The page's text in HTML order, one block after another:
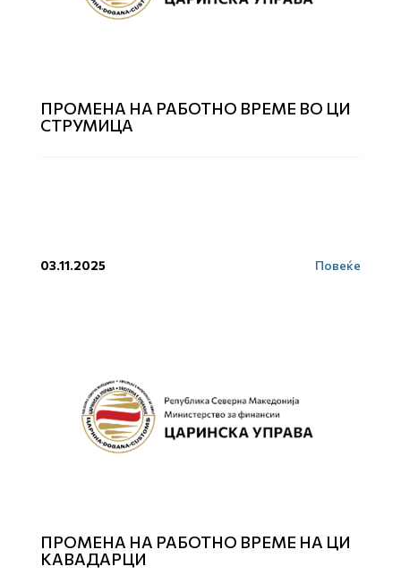
ПРОМЕНA НА РАБОТНО ВРЕМЕ ВО ЦИ
СТРУМИЦА
03.11.2025 Повеќе
ПРОМЕНА НА РАБОТНО ВРЕМЕ НА ЦИ
КАВАДАРЦИ